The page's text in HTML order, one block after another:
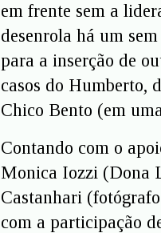
em frente sem a
desenrola há um
para a inserção de
casos do Humberto,
Chico Bento (em
Contando com o
Monica Iozzi (Dona
Castanhari
com a participação